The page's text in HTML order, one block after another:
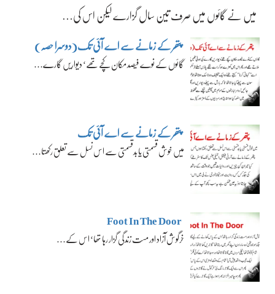
میں نے گائوں میں صرف تین سال گزارے لیکن اس کی…
پتھر کے زمانے سے اے آئی تک(دوسرا حصہ)
گائوں کے نوے فیصد مکان کچے تھے‘ دیواریں گارے…
پتھر کے زمانے سے اے آئی تک
میں خوش قسمتی یا بدقسمتی سے اس نسل سے تعلق رکھتا…
Foot In The Door
خرگوش آزاد اور مست زندگی گزار رہا تھا‘ اس کے…